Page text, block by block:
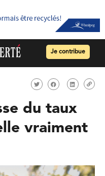
Je contribue
du taux
vraiment